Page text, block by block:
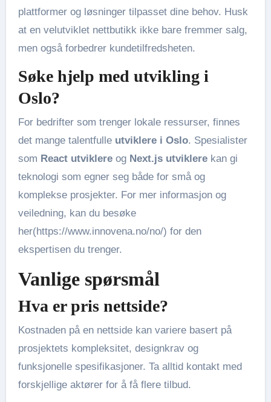
plattformer og løsninger tilpasset dine behov. Husk
at en velutviklet nettbutikk ikke bare fremmer salg,
men også forbedrer kundetilfredsheten.
Søke hjelp med utvikling i
Oslo?
For bedrifter som trenger lokale ressurser, finnes
det mange talentfulle utviklere i Oslo. Spesialister
som React utviklereog Next.js utviklerekan gi
teknologi som egner seg både for små og
komplekse prosjekter. For mer informasjon og
veiledning, kan du besøke
her(https://www.innovena.no/no/) for den
ekspertisen du trenger.
Vanlige spørsmål
Hva er pris nettside?
Kostnaden på en nettside kan variere basert på
prosjektets kompleksitet, designkrav og
funksjonelle spesifikasjoner. Ta alltid kontakt med
forskjellige aktører for å få flere tilbud.